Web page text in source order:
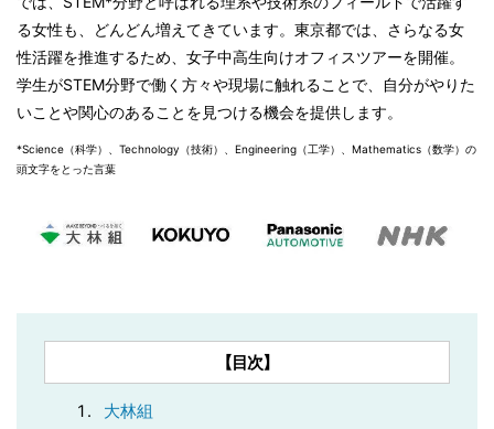
る女性も、どんどん増えてきています。東京都では、さらなる女
性活躍を推進するため、女子中高生向けオフィスツアーを開催。
学生がSTEM分野で働く方々や現場に触れることで、自分がやりた
いことや関心のあることを見つける機会を提供します。
*Science（科学）、Technology（技術）、Engineering（工学）、Mathematics（数学）の
頭文字をとった言葉
【目次】
大林組